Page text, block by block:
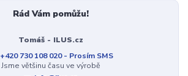
Rád Vám pomůžu!
Tomáš - ILUS.cz
+420 730 108 020 - Prosím SMS
Jsme většinu času ve výrobě